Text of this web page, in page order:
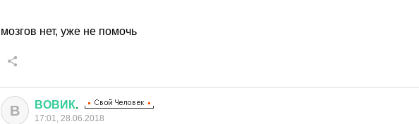
мозгов нет, уже не помочь
В ВОВИК.
17:01, 28.06.2018